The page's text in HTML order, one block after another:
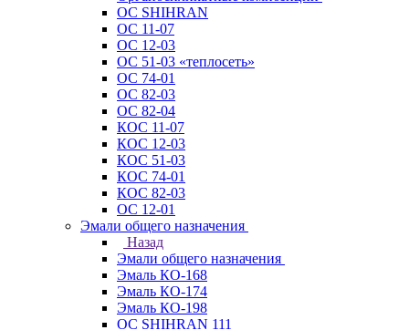
ОС SHIHRAN
ОС 11-07
ОС 12-03
ОС 51-03 «теплосеть»
ОС 74-01
ОС 82-03
ОС 82-04
КОС 11-07
КОС 12-03
КОС 51-03
КОС 74-01
КОС 82-03
ОС 12-01
Эмали общего назначения
Назад
Эмали общего назначения
Эмаль КО-168
Эмаль КО-174
Эмаль КО-198
ОС SHIHRAN 111